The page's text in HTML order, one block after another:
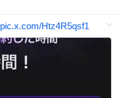
pic.x.com/Htz4R5qsf1